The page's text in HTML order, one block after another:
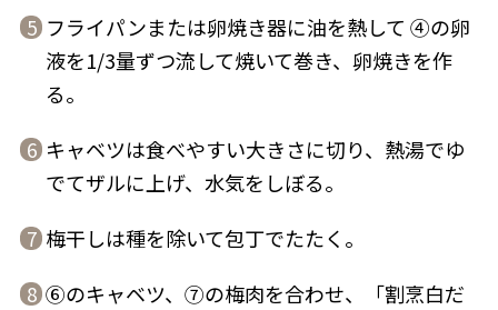
だしパック
5 フライパンまたは卵焼き器に油を熱して ④の卵
液を1/3量ずつ流して焼いて巻き、卵焼きを作
る。
6 キャベツは食べやすい大きさに切り、熱湯でゆ
でてザルに上げ、水気をしぼる。
7 梅干しは種を除いて包丁でたたく。
8 ⑥のキャベツ、⑦の梅肉を合わせ、「割烹白だ